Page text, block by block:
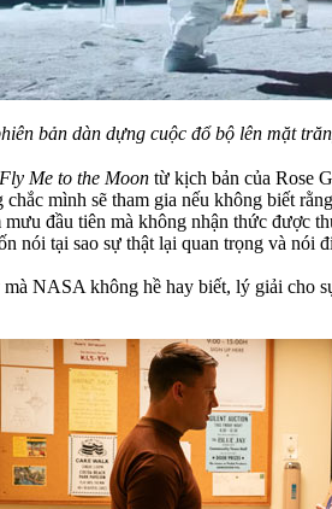
bản dàn dựng cuộc đổ bộ lên mặt
Fly Me to the Moon từ kịch bản của Rose
mình sẽ tham gia nếu không biết
đầu tiên mà không nhận thức
tại sao sự thật lại quan trọng và nói
NASA không hề hay biết, lý giải cho